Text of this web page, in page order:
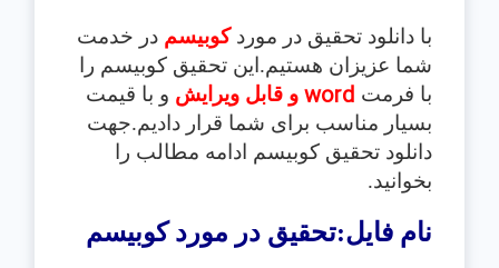
با دانلود تحقیق در مورد کوبیسمدر خدمت
شما عزیزان هستیم.این تحقیقکوبیسم را
با فرمت word و قابل ویرایش و با قیمت
بسیار مناسب برای شما قرار دادیم.جهت
دانلود تحقیقکوبیسم ادامه مطالب را
بخوانید.
نام فایل:تحقیق در مورد کوبیسم